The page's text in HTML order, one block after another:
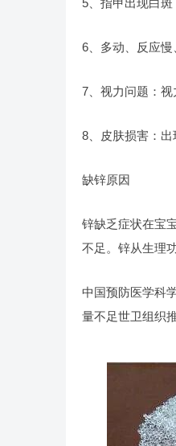
5、指甲出现白
6、多动、反应慢
7、视力问题：视
8、皮肤损害：
缺锌原因
锌缺乏症状在宝
不足。锌从生理
中国预防医学科
量不足世卫组织